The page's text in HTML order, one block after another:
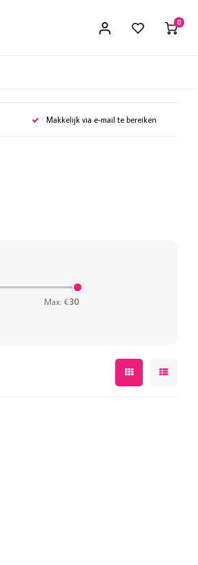
0
Makkelijk via e-mail te bereiken
Max: €30